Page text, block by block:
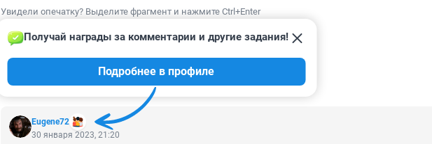
Увидели опечатку? Выделите фрагмент и нажмите Ctrl+Enter
КОММЕНТАРИИ 80
Eugene72
Получай награды за комментарии и другие задания!
Подробнее в профиле
30 января 2023, 21:20